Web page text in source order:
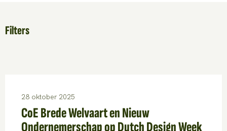
Filters
28 oktober 2025
CoE Brede Welvaart en Nieuw
Ondernemerschap op Dutch Design Week